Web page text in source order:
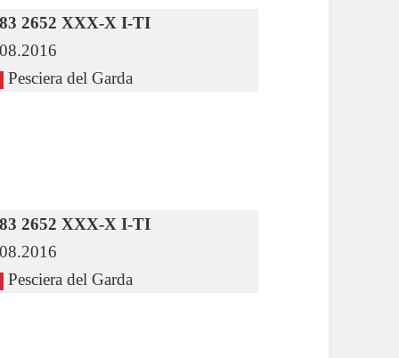
2652 XXX-X I-TI
Pesciera del Garda
2652 XXX-X I-TI
Pesciera del Garda